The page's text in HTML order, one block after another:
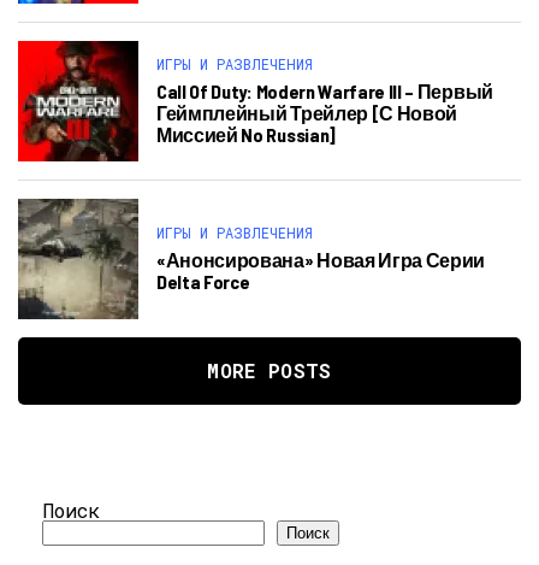
ИГРЫ И РАЗВЛЕЧЕНИЯ
Call Of Duty: Modern Warfare III – Первый
Геймплейный Трейлер [с Новой
Миссией No Russian]
ИГРЫ И РАЗВЛЕЧЕНИЯ
«Анонсирована» Новая Игра Серии
Delta Force
MORE POSTS
Поиск
Поиск